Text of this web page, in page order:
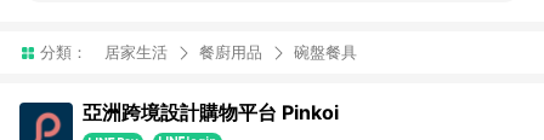
分類： 居家生活 餐廚用品 碗盤餐具
亞洲跨境設計購物平台 Pinkoi